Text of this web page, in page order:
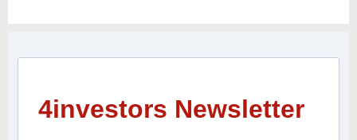
4investors Newsletter